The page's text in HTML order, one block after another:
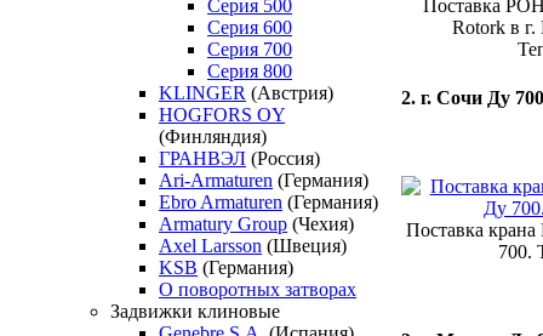
Серия 500
Серия 600
Серия 700
Серия 800
KLINGER (Австрия)
HOGFORS OY
(Финляндия)
ГРАНВЭЛ (Россия)
Ari-Armaturen (Германия)
Ebro Armaturen (Германия)
Armatury Group (Чехия)
Axel Larsson (Швеция)
KSB (Германия)
О поворотных затворах
Задвижки клиновые
Поставка
Rotork в
2. г. Сочи Ду 700
Поставка
700.